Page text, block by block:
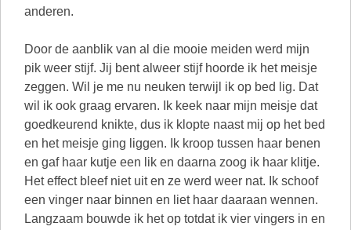
anderen.
Door de aanblik van al die mooie meiden werd mijn
pik weer stijf. Jij bent alweer stijf hoorde ik het meisje
zeggen. Wil je me nu neuken terwijl ik op bed lig. Dat
wil ik ook graag ervaren. Ik keek naar mijn meisje dat
goedkeurend knikte, dus ik klopte naast mij op het bed
en het meisje ging liggen. Ik kroop tussen haar benen
en gaf haar kutje een lik en daarna zoog ik haar klitje.
Het effect bleef niet uit en ze werd weer nat. Ik schoof
een vinger naar binnen en liet haar daaraan wennen.
Langzaam bouwde ik het op totdat ik vier vingers in en